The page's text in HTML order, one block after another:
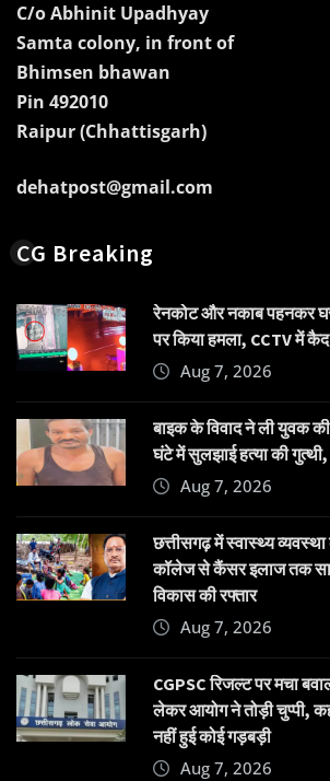
C/o Abhinit Upadhyay
Samta colony, in front of
Bhimsen bhawan
Pin 492010
Raipur (Chhattisgarh)
dehatpost@gmail.com
CG Breaking
रेनकोट और नकाब पहनकर
पर किया हमला, CCTV में कैद
Aug 7, 2026
बाइक के विवाद ने ली युवक
घंटे में सुलझाई हत्या की गुत्थी,
Aug 7, 2026
छत्तीसगढ़ में स्वास्थ्य
कॉलेज से कैंसर इलाज तक
विकास की रफ्तार
Aug 7, 2026
CGPSC रिजल्ट पर मचा
लेकर आयोग ने तोड़ी चुप्पी,
नहीं हुई कोई गड़बड़ी
Aug 7, 2026